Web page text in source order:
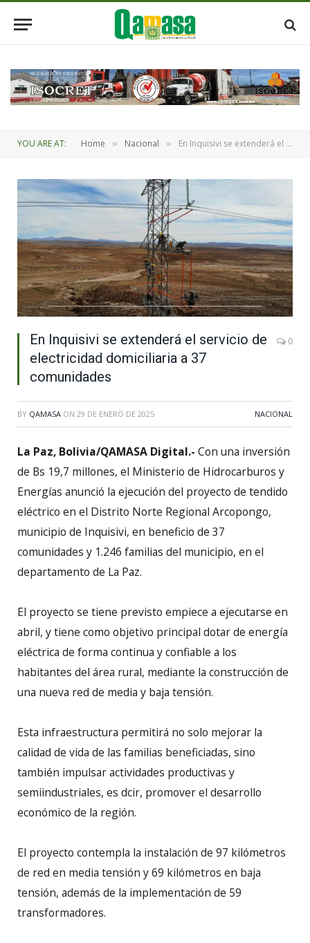
YOU ARE AT: Home » Nacional » En Inquisivi se extenderá el servicio de electricidad domiciliaria a 37 comunidades
En Inquisivi se extenderá el servicio de
electricidad domiciliaria a 37
comunidades
0
BY QAMASA ON 29 DE ENERO DE 2025 NACIONAL
La Paz, Bolivia/QAMASA Digital.- Con una inversión
de Bs 19,7 millones, el Ministerio de Hidrocarburos y
Energías anunció la ejecución del proyecto de tendido
eléctrico en el Distrito Norte Regional Arcopongo,
municipio de Inquisivi, en beneficio de 37
comunidades y 1.246 familias del municipio, en el
departamento de La Paz.
El proyecto se tiene previsto empiece a ejecutarse en
abril, y tiene como objetivo principal dotar de energía
eléctrica de forma continua y confiable a los
habitantes del área rural, mediante la construcción de
una nueva red de media y baja tensión.
Esta infraestructura permitirá no solo mejorar la
calidad de vida de las familias beneficiadas, sino
también impulsar actividades productivas y
semiindustriales, es dcir, promover el desarrollo
económico de la región.
El proyecto contempla la instalación de 97 kilómetros
de red en media tensión y 69 kilómetros en baja
tensión, además de la implementación de 59
transformadores.